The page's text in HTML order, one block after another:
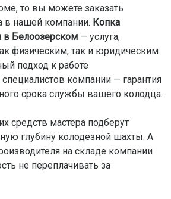
то вы можете заказать
в нашей компании. Копка
в Белоозерском— услуга,
физическим, так и юридическим
подход к работе
компании — гарантия
срока службы вашего колодца.
средств мастера подберут
глубину колодезной шахты. А
на складе компании
не переплачивать за